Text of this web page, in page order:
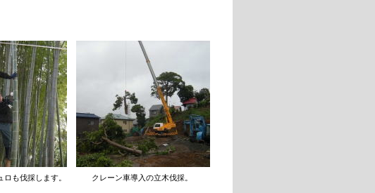
採します。 クレーン車導入の立木伐採。